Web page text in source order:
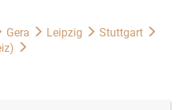
Gera Leipzig
Stuttgart